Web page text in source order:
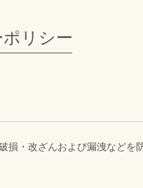
リシー
・改ざんおよび漏洩など